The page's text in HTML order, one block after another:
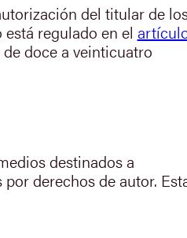
del titular de
regulado en el
doce a veinticuatro
destinados a
derechos de autor.